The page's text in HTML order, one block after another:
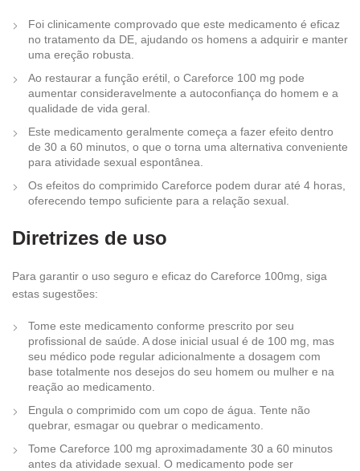
Foi clinicamente comprovado que este medicamento é eficaz
no tratamento da DE, ajudando os homens a adquirir e manter
uma ereção robusta.
Ao restaurar a função erétil, o Careforce 100 mg pode
aumentar consideravelmente a autoconfiança do homem e a
qualidade de vida geral.
Este medicamento geralmente começa a fazer efeito dentro
de 30 a 60 minutos, o que o torna uma alternativa conveniente
para atividade sexual espontânea.
Os efeitos do comprimido Careforce podem durar até 4 horas,
oferecendo tempo suficiente para a relação sexual.
Diretrizes de uso
Para garantir o uso seguro e eficaz do Careforce 100mg, siga
estas sugestões:
Tome este medicamento conforme prescrito por seu
profissional de saúde. A dose inicial usual é de 100 mg, mas
seu médico pode regular adicionalmente a dosagem com
base totalmente nos desejos do seu homem ou mulher e na
reação ao medicamento.
Engula o comprimido com um copo de água. Tente não
quebrar, esmagar ou quebrar o medicamento.
Tome Careforce 100 mg aproximadamente 30 a 60 minutos
antes da atividade sexual. O medicamento pode ser